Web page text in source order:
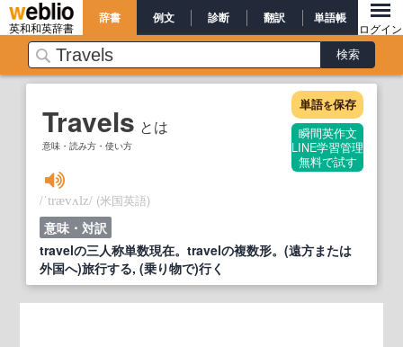
英和和英辞書
辞書 例文 診断 翻訳 単語帳
ログイン
Travels とは
意味・読み方・使い方
単語を保存
瞬間英作文
LINE学習管理
無料で試す
/ˈtrævʌlz/ (米国英語)
意味・対訳
travelの三人称単数現在。travelの複数形。(遠方または
外国へ)旅行する, (乗り物で)行く